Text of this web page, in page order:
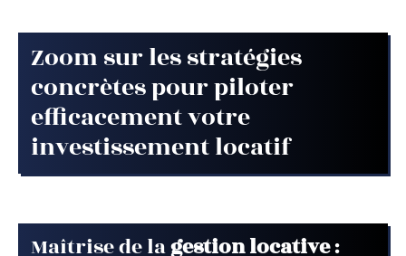
Zoom sur les stratégies
concrètes pour piloter
efficacement votre
investissement locatif
Maîtrise de lagestion locative: